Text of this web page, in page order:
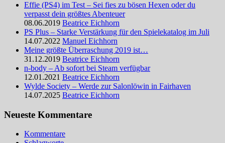
Effie (PS4) im Test – Sei fies zu bösen Hexen oder du
verpasst dein größtes Abenteuer
08.06.2019 Beatrice Eichhorn
PS Plus – Starke Verstärkung für den Spielekatalog im Juli
14.07.2022 Manuel Eichhorn
Meine größte Überraschung 2019 ist…
31.12.2019 Beatrice Eichhorn
n-body – Ab sofort bei Steam verfügbar
12.01.2021 Beatrice Eichhorn
Wylde Society – Werde zur Salonlöwin in Fairhaven
14.07.2025 Beatrice Eichhorn
Neueste Kommentare
Kommentare